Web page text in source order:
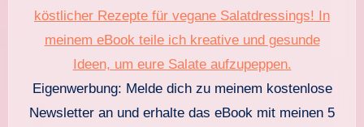
Eigenwerbung: Melde dich zu meinem kostenlose
Newsletter an und erhalte das eBook mit meinen 5